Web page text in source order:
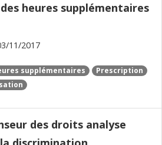
heures supplémentaires
11/2017
supplémentaires
Prescription
des droits analyse